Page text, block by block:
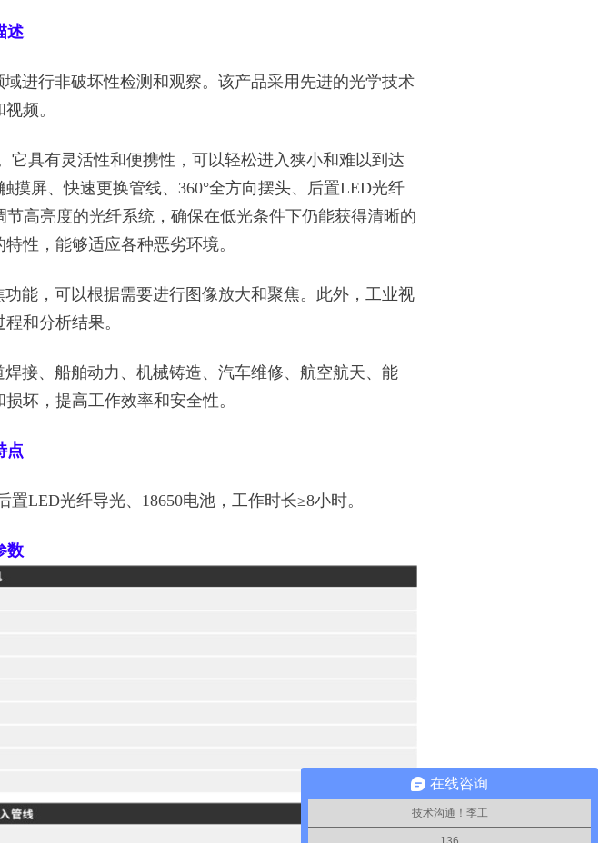
述
行非破坏性检测和观察。该产品采用先进的光学技术
频。
具有灵活性和便携性，可以轻松进入狭小和难以到达
屏、快速更换管线、360°全方向摆头、后置LED光纤
高亮度的光纤系统，确保在低光条件下仍能获得清晰的
性，能够适应各种恶劣环境。
，可以根据需要进行图像放大和聚焦。此外，工业视
和分析结果。
、船舶动力、机械铸造、汽车维修、航空航天、能
坏，提高工作效率和安全性。
点
LED光纤导光、18650电池，工作时长≥8小时。
数
在线咨询
技术沟通！李工